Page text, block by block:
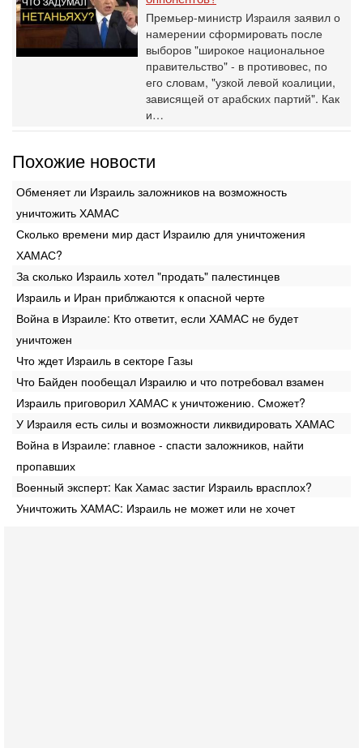
Премьер-министр Израиля заявил о
намерении сформировать после
выборов "широкое национальное
правительство" - в противовес, по
его словам, "узкой левой коалиции,
зависящей от арабских партий". Как
и…
Похожие новости
Обменяет ли Израиль заложников на возможность
уничтожить ХАМАС
Сколько времени мир даст Израилю для уничтожения
ХАМАС?
За сколько Израиль хотел "продать" палестинцев
Израиль и Иран приблжаются к опасной черте
Война в Израиле: Кто ответит, если ХАМАС не будет
уничтожен
Что ждет Израиль в секторе Газы
Что Байден пообещал Израилю и что потребовал взамен
Израиль приговорил ХАМАС к уничтожению. Сможет?
У Израиля есть силы и возможности ликвидировать ХАМАС
Война в Израиле: главное - спасти заложников, найти
пропавших
Военный эксперт: Как Хамас застиг Израиль врасплох?
Уничтожить ХАМАС: Израиль не может или не хочет